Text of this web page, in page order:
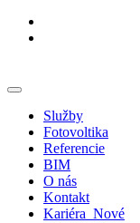
Služby
Fotovoltika
Referencie
BIM
O nás
Kontakt
Kariéra Nové